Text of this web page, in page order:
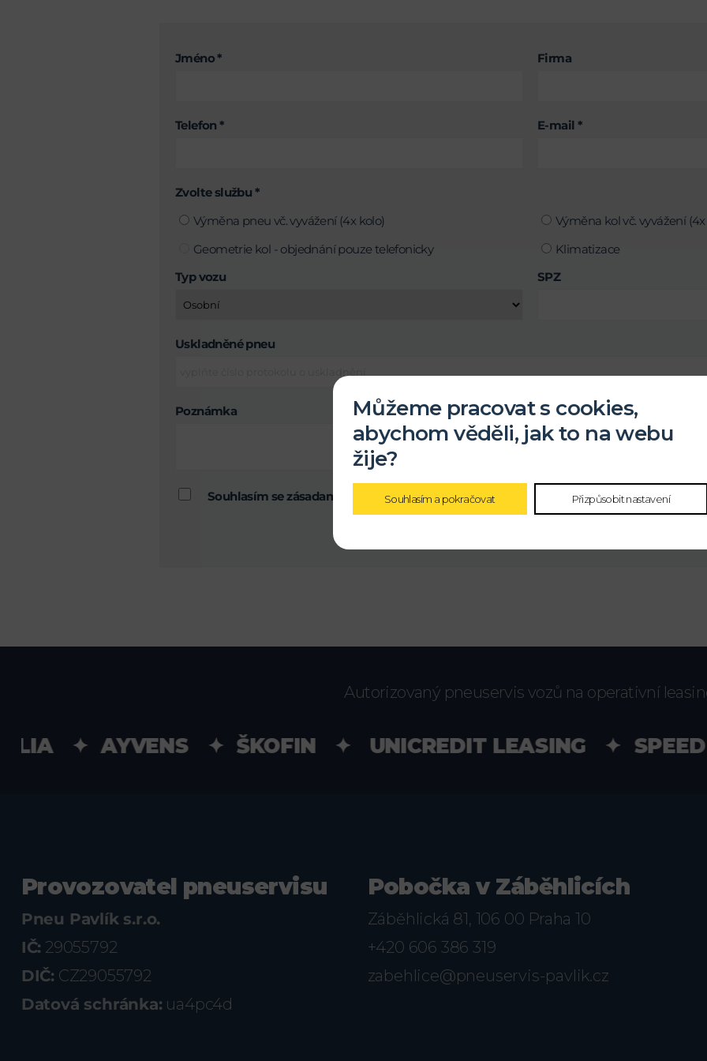
Jméno * Firma
Telefon * E-mail *
Zvolte službu *
Výměna pneu vč. vyvážení (4x kolo)
Výměna kol vč. vyvážení
Geometrie kol - objednání pouze telefonicky
Klimatizace
Typ vozu
SPZ
Uskladněné pneu
Poznámka
Souhlasím se zásadami ochranyosobních údajů
Autorizovaný pneuservis vozů na operativní
✦ AYVENS ✦ ŠKOFIN ✦ UNICREDIT LEASING ✦ SPEED
Provozovatel pneuservisu
Pneu Pavlík s.r.o.
IČ: 29055792
DIČ: CZ29055792
Datová schránka: ua4pc4d
Pobočka v Záběhlicích
Záběhlická 81, 106 00 Praha 10
+420 606 386 319
zabehlice@pneuservis-pavlik.cz
Můžeme pracovat s cookies,
abychom věděli, jak to na webu
žije?
Souhlasím a pokračovat Přizpůsobit nastavení